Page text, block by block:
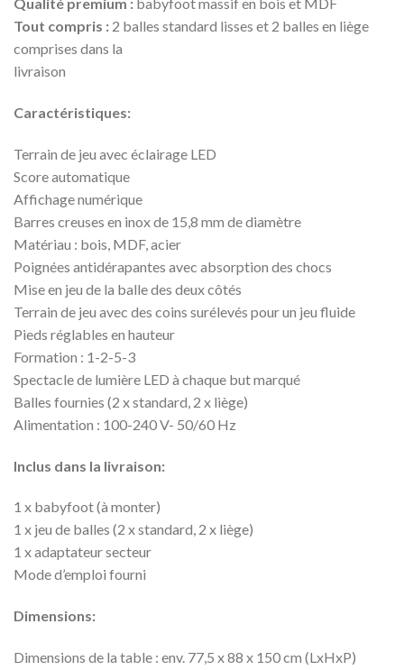
Tout compris : 2 balles standard lisses et 2 balles en liège
comprises dans la
livraison
Caractéristiques:
Terrain de jeu avec éclairage LED
Score automatique
Affichage numérique
Barres creuses en inox de 15,8 mm de diamètre
Matériau : bois, MDF, acier
Poignées antidérapantes avec absorption des chocs
Mise en jeu de la balle des deux côtés
Terrain de jeu avec des coins surélevés pour un jeu fluide
Pieds réglables en hauteur
Formation : 1-2-5-3
Spectacle de lumière LED à chaque but marqué
Balles fournies (2 x standard, 2 x liège)
Alimentation : 100-240 V- 50/60 Hz
Inclus dans la livraison:
1 x babyfoot (à monter)
1 x jeu de balles (2 x standard, 2 x liège)
1 x adaptateur secteur
Mode d’emploi fourni
Dimensions:
Dimensions de la table : env. 77,5 x 88 x 150 cm (LxHxP)